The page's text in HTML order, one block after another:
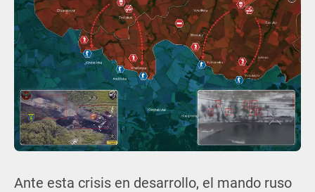
Ante esta crisis en desarrollo, el mando ruso